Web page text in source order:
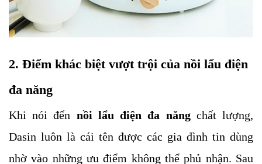
2. Điểm khác biệt vượt trội của nồi lẩu điện
đa năng
Khi nói đến nồi lẩu điện đa năng chất lượng,
Dasin luôn là cái tên được các gia đình tin dùng
nhờ vào những ưu điểm không thể phủ nhận. Sau